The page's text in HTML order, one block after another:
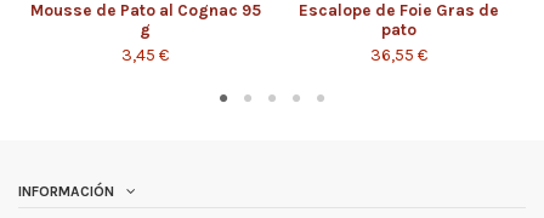
Mousse de Pato al Cognac 95
g
3,45 €
Escalope de Foie Gras de
pato
36,55 €
INFORMACIÓN